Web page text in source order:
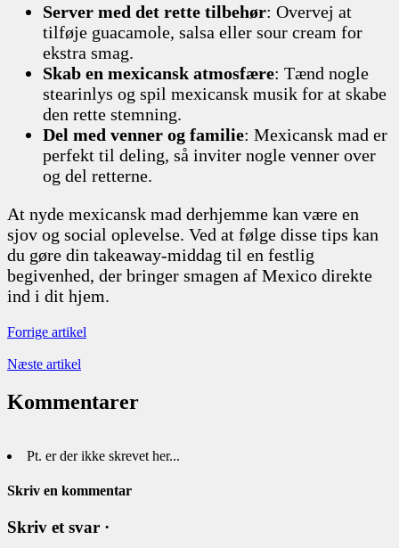
Server med det rette tilbehør: Overvej at
tilføje guacamole, salsa eller sour cream for
ekstra smag.
Skab en mexicansk atmosfære: Tænd nogle
stearinlys og spil mexicansk musik for at skabe
den rette stemning.
Del med venner og familie: Mexicansk mad er
perfekt til deling, så inviter nogle venner over
og del retterne.
At nyde mexicansk mad derhjemme kan være en
sjov og social oplevelse. Ved at følge disse tips kan
du gøre din takeaway-middag til en festlig
begivenhed, der bringer smagen af Mexico direkte
ind i dit hjem.
Forrige artikel
Næste artikel
Kommentarer
Pt. er der ikke skrevet her...
Skriv en kommentar
Skriv et svar ·